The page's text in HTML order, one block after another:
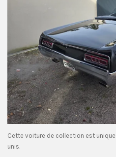
Cette voiture de collection est
unis.